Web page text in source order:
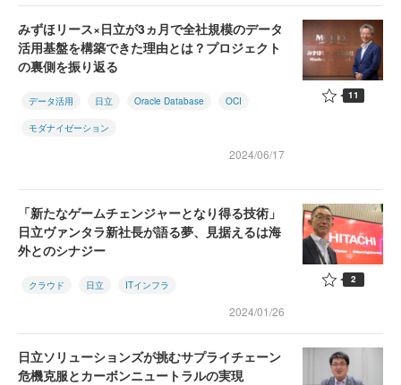
みずほリース×日立が3ヵ月で全社規模のデータ
活用基盤を構築できた理由とは？プロジェクト
の裏側を振り返る
データ活用 日立 Oracle Database OCI
モダナイゼーション
2024/06/17
11
「新たなゲームチェンジャーとなり得る技術」
日立ヴァンタラ新社長が語る夢、見据えるは海
外とのシナジー
クラウド 日立 ITインフラ
2024/01/26
2
日立ソリューションズが挑むサプライチェーン
危機克服とカーボンニュートラルの実現